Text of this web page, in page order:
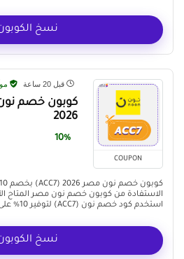
نسخ
COUPON
قبل 20 ساعة
2026
10%
الاستفادة من كوبون خصم نون مصر المتاح
استخدم كود خصم نون (ACC7) لتوفير 10% على المنتجات المؤهلة. اكتشف ...
نسخ